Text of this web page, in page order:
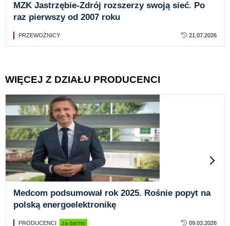
MZK Jastrzębie-Zdrój rozszerzy swoją sieć. Po
raz pierwszy od 2007 roku
PRZEWOŹNICY 21.07.2026
WIĘCEJ Z DZIAŁU PRODUCENCI
Medcom podsumował rok 2025. Rośnie popyt na
polską energoelektronikę
PRODUCENCI za darmo 09.03.2026